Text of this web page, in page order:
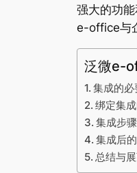
强大的功
e-office与
泛微e-
集成的必
绑定集
集成步
集成后
总结与